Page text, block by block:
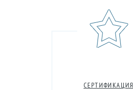
СЕРТИФИКАЦИЯ